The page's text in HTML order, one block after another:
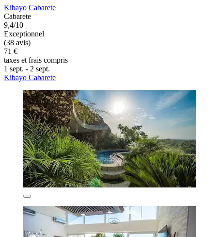
Kibayo Cabarete
Cabarete
9,4/10
Exceptionnel
(38 avis)
71 €
taxes et frais compris
1 sept. - 2 sept.
Kibayo Cabarete